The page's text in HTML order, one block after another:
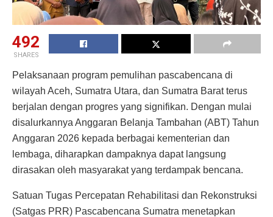
492
SHARES
Pelaksanaan program pemulihan pascabencana di
wilayah Aceh, Sumatra Utara, dan Sumatra Barat terus
berjalan dengan progres yang signifikan. Dengan mulai
disalurkannya Anggaran Belanja Tambahan (ABT) Tahun
Anggaran 2026 kepada berbagai kementerian dan
lembaga, diharapkan dampaknya dapat langsung
dirasakan oleh masyarakat yang terdampak bencana.
Satuan Tugas Percepatan Rehabilitasi dan Rekonstruksi
(Satgas PRR) Pascabencana Sumatra menetapkan